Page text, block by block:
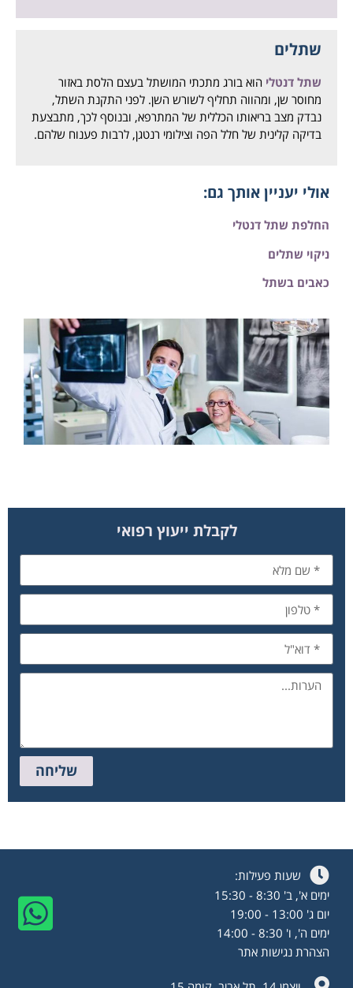
שתלים
שתל דנטלי הוא בורג מתכתי המושתל בעצם הלסת באזור
מחוסר שן, ומהווה תחליף לשורש השן. לפני התקנת השתל,
נבדק מצב בריאותו הכללית של המתרפא, ובנוסף לכך, מתבצעת
בדיקה קלינית של חלל הפה וצילומי רנטגן, לרבות פענוח שלהם.
אולי יעניין אותך גם:
החלפת שתל דנטלי
ניקוי שתלים
כאבים בשתל
לקבלת ייעוץ רפואי
שליחה
שעות פעילות:
ימים א', ב' 8:30 - 15:30
יום ג' 13:00 - 19:00
ימים ה', ו' 8:30 - 14:00
הצהרת נגישות אתר